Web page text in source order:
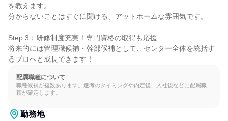
を教えます。
分からないことはすぐに聞ける、アットホームな雰囲気です。
Step 3：研修制度充実！専門資格の取得も応援
将来的には管理職候補・幹部候補として、センター全体を統括す
るプロへと成長できます！
配属職種について
職種候補が複数あります。選考のタイミングや内定後、入社後などに配属職
種が確定します。
勤務地